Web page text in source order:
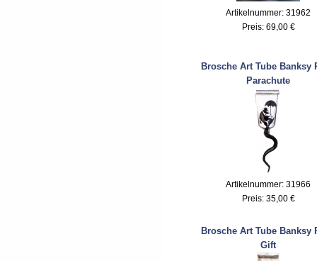
Artikelnummer: 31962
Preis: 69,00 €
Brosche Art Tube Banksy
Parachute
Artikelnummer: 31966
Preis: 35,00 €
Brosche Art Tube Banksy
Gift